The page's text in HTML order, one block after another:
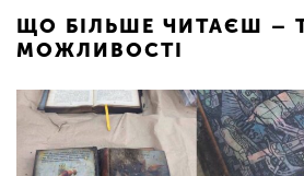
ЩО БІЛЬШЕ ЧИТАЄШ –
МОЖЛИВОСТІ